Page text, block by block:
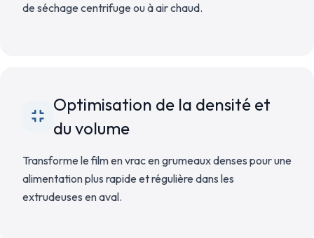
de séchage centrifuge ou à air chaud.
Optimisation de la densité et
du volume
Transforme le film en vrac en grumeaux denses pour une
alimentation plus rapide et régulière dans les
extrudeuses en aval.